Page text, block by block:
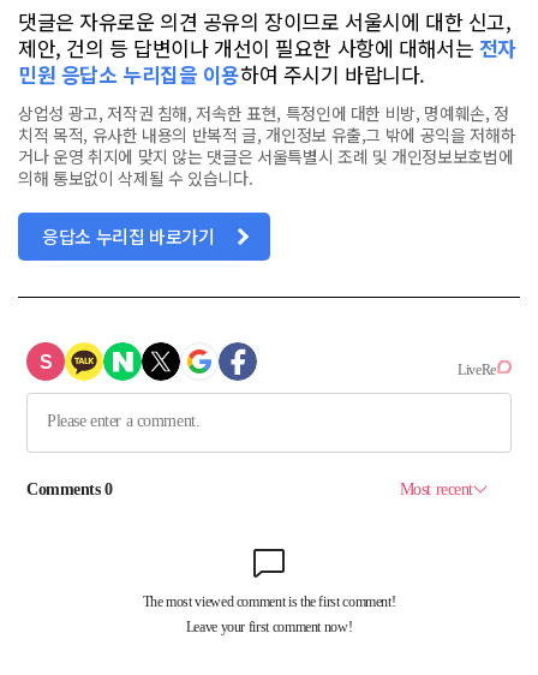
댓글은 자유로운 의견 공유의 장이므로 서울시에 대한 신고,
제안, 건의 등 답변이나 개선이 필요한 사항에 대해서는 전자
민원 응답소 누리집을 이용하여 주시기 바랍니다.
상업성 광고, 저작권 침해, 저속한 표현, 특정인에 대한 비방, 명예훼손, 정
치적 목적, 유사한 내용의 반복적 글, 개인정보 유출,그 밖에 공익을 저해하
거나 운영 취지에 맞지 않는 댓글은 서울특별시 조례 및 개인정보보호법에
의해 통보없이 삭제될 수 있습니다.
응답소 누리집 바로가기